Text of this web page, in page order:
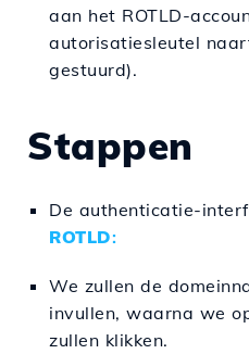
aan het ROTLD-
autorisatiesleutel
gestuurd).
Stappen
De authenticatie-
ROTLD:
We zullen de
invullen, waarna we
zullen klikken.